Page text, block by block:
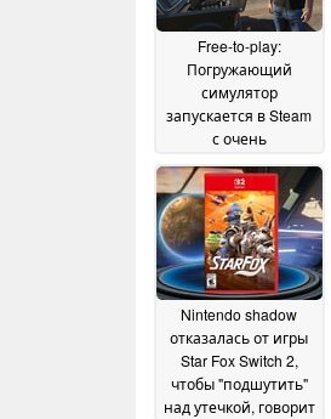
Free-to-play:
Погружающий
симулятор
запускается в Steam
с очень
ранними отзывами
13 May 2026
Nintendo shadow
отказалась от игры
Star Fox Switch 2,
чтобы "подшутить"
над утечкой, говорит